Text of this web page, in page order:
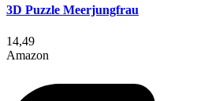
3D Puzzle Meerjungfrau
14,49
Amazon